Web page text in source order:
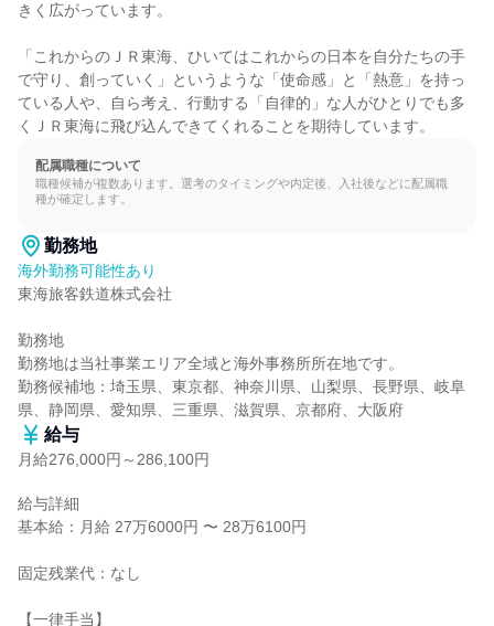
きく広がっています。
「これからのＪＲ東海、ひいてはこれからの日本を自分たちの手
で守り、創っていく」というような「使命感」と「熱意」を持っ
ている人や、自ら考え、行動する「自律的」な人がひとりでも多
くＪＲ東海に飛び込んできてくれることを期待しています。
配属職種について
職種候補が複数あります。選考のタイミングや内定後、入社後などに配属職
種が確定します。
勤務地
海外勤務可能性あり
東海旅客鉄道株式会社
勤務地
勤務地は当社事業エリア全域と海外事務所所在地です。
勤務候補地：埼玉県、東京都、神奈川県、山梨県、長野県、岐阜
県、静岡県、愛知県、三重県、滋賀県、京都府、大阪府
給与
月給276,000円～286,100円
給与詳細
基本給：月給 27万6000円 〜 28万6100円
固定残業代：なし
【一律手当】